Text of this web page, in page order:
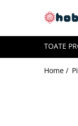
TOATE
Home /